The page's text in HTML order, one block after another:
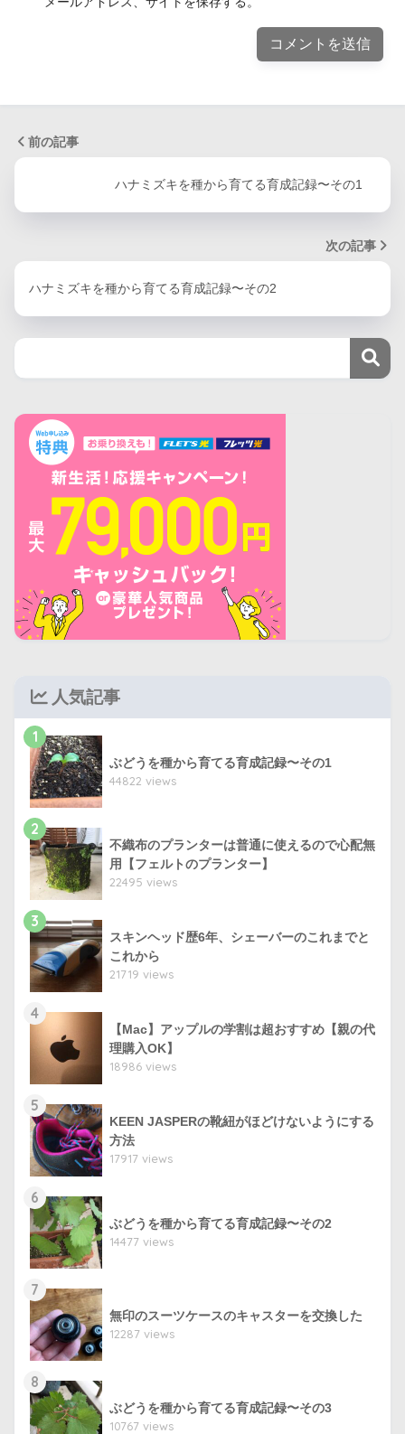
前の記事
ハナミズキを種から育てる育成記録〜その1
次の記事
ハナミズキを種から育てる育成記録〜その2
人気記事
1
ぶどうを種から育てる育成記録〜その1
44822 views
2
不織布のプランターは普通に使えるので心配無
用【フェルトのプランター】
22495 views
3
スキンヘッド歴6年、シェーバーのこれまでと
これから
21719 views
4
【Mac】アップルの学割は超おすすめ【親の代
理購入OK】
18986 views
5
KEEN JASPERの靴紐がほどけないようにする
方法
17917 views
6
ぶどうを種から育てる育成記録〜その2
14477 views
7
無印のスーツケースのキャスターを交換した
12287 views
8
ぶどうを種から育てる育成記録〜その3
10767 views